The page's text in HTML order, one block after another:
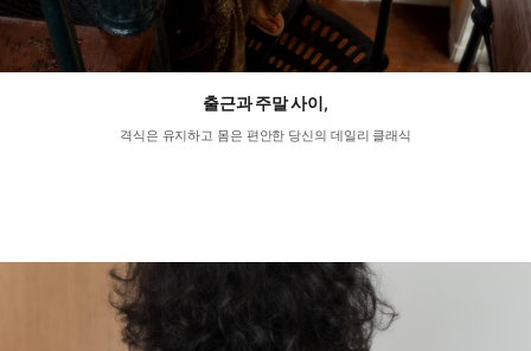
출근과 주말 사이,
격식은 유지하고 몸은 편안한 당신의 데일리 클래식